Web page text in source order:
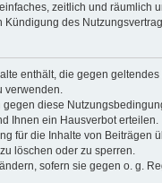
zeitlich und
Kündigung des
enthält, die gegen
verwenden.
diese
Ihnen ein Hausverbot erteilen.
für die Inhalte von
löschen oder zu sperren.
sofern sie gegen o. g.